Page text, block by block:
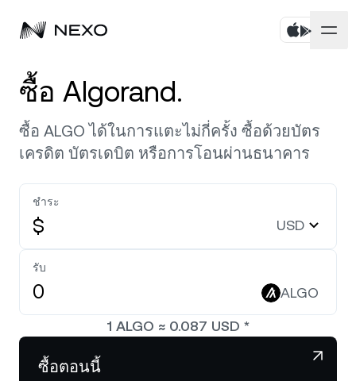
บุคคล
ซื้อสินทรัพย์
Flexible Savings
Fixed-term Savings
Dual Investment
Exchange
Credit Line
ธุรกิจ
ไพรมโบรกเกอร์
White Label
Nexo Ventures
Payment Gateway
ตลาดเพิ่มขึ้น
Ethereum ETH 0.93%
NEXO Token 1.14%
บริษัท
เกี่ยวกับ
ความปลอดภัย
พันธมิตร
ข่าวสารและข้อมูลเชิงลึก
ซื้อ Algorand.
ซื้อ ALGO ได้ในการแตะไม่กี่ครั้ง ซื้อด้วยบัตร
เครดิต บัตรเดบิต หรือการโอนผ่านธนาคาร
ชำระ
$ USD
รับ
ALGO
1 ALGO ≈ 0.087 USD *
ซื้อตอนนี้